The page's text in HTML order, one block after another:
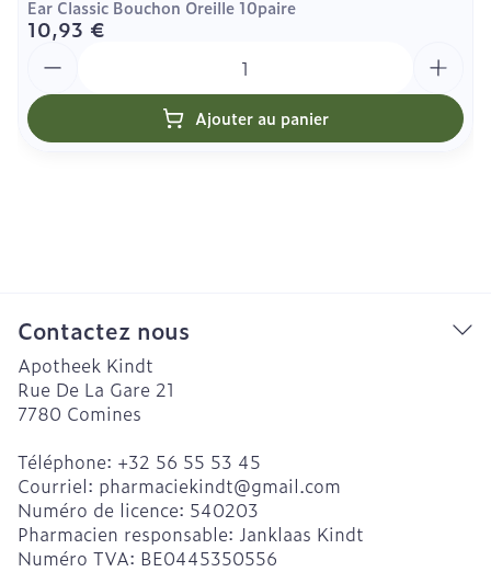
Ear Classic Bouchon Oreille 10paire
10,93 €
Ajouter au panier
Contactez nous
Apotheek Kindt
Rue De La Gare 21
7780 Comines
Téléphone: +32 56 55 53 45
Courriel: pharmaciekindt@gmail.com
Numéro de licence: 540203
Pharmacien responsable: Janklaas Kindt
Numéro TVA: BE0445350556